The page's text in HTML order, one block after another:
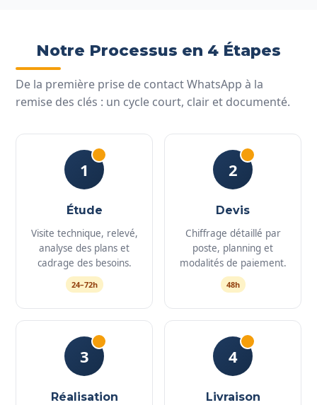
Notre Processus en 4 Étapes
De la première prise de contact WhatsApp à la
remise des clés : un cycle court, clair et documenté.
1
Étude
Visite technique, relevé,
analyse des plans et
cadrage des besoins.
24–72h
2
Devis
Chiffrage détaillé par
poste, planning et
modalités de paiement.
48h
3
Réalisation
4
Livraison